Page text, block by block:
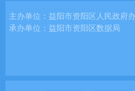
主办单位：益阳市资阳区人民政府
承办单位：益阳市资阳区数据局